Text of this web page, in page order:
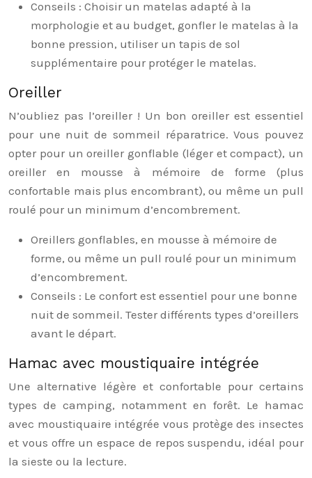
Conseils : Choisir un matelas adapté à la
morphologie et au budget, gonfler le matelas à la
bonne pression, utiliser un tapis de sol
supplémentaire pour protéger le matelas.
Oreiller
N’oubliez pas l’oreiller ! Un bon oreiller est essentiel
pour une nuit de sommeil réparatrice. Vous pouvez
opter pour un oreiller gonflable (léger et compact), un
oreiller en mousse à mémoire de forme (plus
confortable mais plus encombrant), ou même un pull
roulé pour un minimum d’encombrement.
Oreillers gonflables, en mousse à mémoire de
forme, ou même un pull roulé pour un minimum
d’encombrement.
Conseils : Le confort est essentiel pour une bonne
nuit de sommeil. Tester différents types d’oreillers
avant le départ.
Hamac avec moustiquaire intégrée
Une alternative légère et confortable pour certains
types de camping, notamment en forêt. Le hamac
avec moustiquaire intégrée vous protège des insectes
et vous offre un espace de repos suspendu, idéal pour
la sieste ou la lecture.